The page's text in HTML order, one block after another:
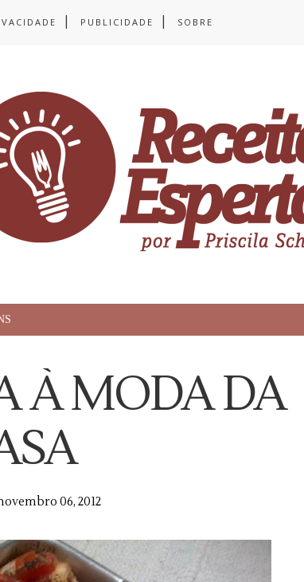
PUBLICIDADE SOBRE
À MODA DA
06, 2012